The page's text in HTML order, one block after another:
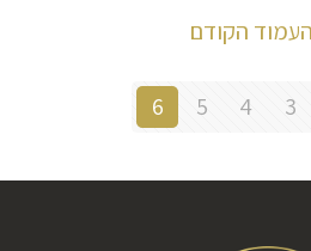
העמוד הקודם
3
4
5
6